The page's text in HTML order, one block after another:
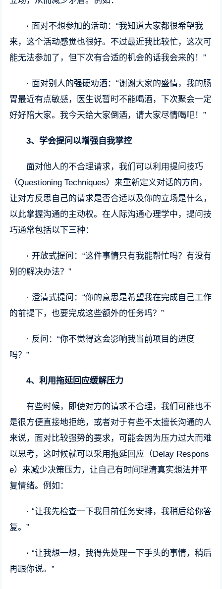
· 面对不想参加的活动：“我知道大家都很希望我
来，这个活动感觉也很好。不过最近我比较忙，这次可
能无法参加了，但下次有合适的机会的话我会来的！”
· 面对别人的强硬劝酒：“谢谢大家的盛情，我的肠
胃最近有点敏感，医生说暂时不能喝酒，下次聚会一定
好好陪大家。我今天给大家倒酒，请大家尽情喝吧！”
3、 学会提问以增强自我掌控
面对他人的不合理请求，我们可以利用提问技巧
（Questioning Techniques）来重新定义对话的方向，
让对方反思自己的请求是否合适以及你的立场是什么，
以此掌握沟通的主动权。在人际沟通心理学中，提问技
巧通常包括以下三种：
·开放式提问：“这件事情只有我能帮忙吗？有没有
别的解决办法？”
· 澄清式提问：“你的意思是希望我在完成自己工作
的前提下，也要完成这些额外的任务吗？”
· 反问：“你不觉得这会影响我当前项目的进度
吗？”
4、利用拖延回应缓解压力
有些时候，即使对方的请求不合理，我们可能也不
是很方便直接地拒绝，或者对于有些不太擅长沟通的人
来说，面对比较强势的要求，可能会因为压力过大而难
以思考，这时候就可以采用拖延回应（Delay Respons
e）来减少决策压力，让自己有时间理清真实想法并平
复情绪。例如：
·“让我先检查一下我目前任务安排，我稍后给你答
复。”
·“让我想一想，我得先处理一下手头的事情，稍后
再跟你说。”